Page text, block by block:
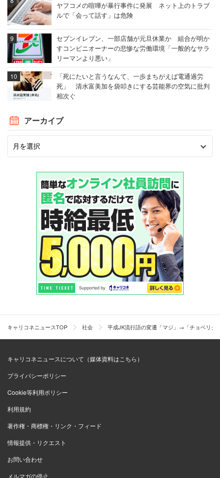
ヤフコメの喧嘩が暴行事件に発展 ネット上のトラブ
ルで「会って話す」は危険
セブンイレブン、一部店舗が元旦休業か 組合が明か
すコンビニオーナーの悲惨な労働環境「一般的なサラ
リーマンより悪い」
「死にたいと言うなんて、一歩まちがえば電通過労
死」 清水富美加を袋叩きにする芸能界の空気に批判
相次ぐ
アーカイブ
キャリコネニュースTOP 社会 平成JK流行語の変遷「マジ」→「チョベリ
キャリコネニュースについて（媒体資料はこちら）
プライバシーポリシー
Cookie等利用ポリシー
利用規約
著作権・商標権・リンク・フィード
情報提供・リクエスト
お問い合わせ
メルマガの停止